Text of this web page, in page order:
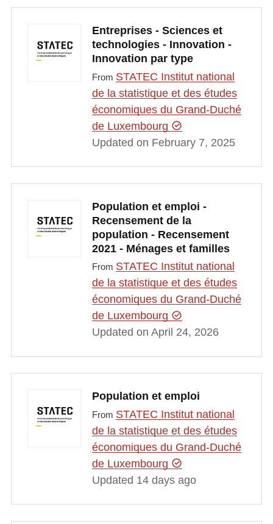
Entreprises - Sciences et
technologies - Innovation -
Innovation par type
From STATEC Institut national
de la statistique et des études
économiques du Grand-Duché
de Luxembourg
Updated on February 7, 2025
Population et emploi -
Recensement de la
population - Recensement
2021 - Ménages et familles
From STATEC Institut national
de la statistique et des études
économiques du Grand-Duché
de Luxembourg
Updated on April 24, 2026
Population et emploi
From STATEC Institut national
de la statistique et des études
économiques du Grand-Duché
de Luxembourg
Updated 14 days ago